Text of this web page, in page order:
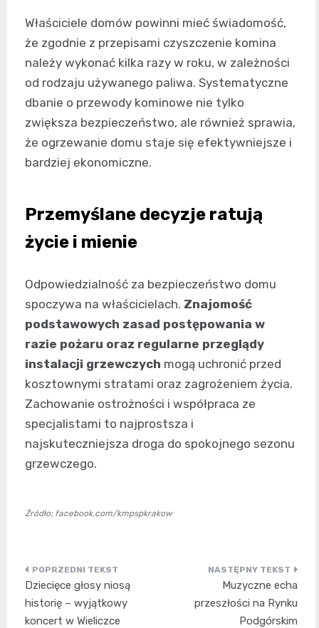
Właściciele domów powinni mieć świadomość,
że zgodnie z przepisami czyszczenie komina
należy wykonać kilka razy w roku, w zależności
od rodzaju używanego paliwa. Systematyczne
dbanie o przewody kominowe nie tylko
zwiększa bezpieczeństwo, ale również sprawia,
że ogrzewanie domu staje się efektywniejsze i
bardziej ekonomiczne.
Przemyślane decyzje ratują
życie i mienie
Odpowiedzialność za bezpieczeństwo domu
spoczywa na właścicielach. Znajomość
podstawowych zasad postępowania w
razie pożaru oraz regularne przeglądy
instalacji grzewczych mogą uchronić przed
kosztownymi stratami oraz zagrożeniem życia.
Zachowanie ostrożności i współpraca ze
specjalistami to najprostsza i
najskuteczniejsza droga do spokojnego sezonu
grzewczego.
Źródło: facebook.com/kmpspkrakow
Nawigacja
wpisu
Dziecięce głosy niosą
historię – wyjątkowy
koncert w Wieliczce
Muzyczne echa
przeszłości na Rynku
Podgórskim